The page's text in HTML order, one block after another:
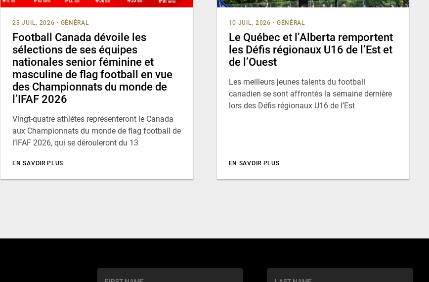
23 JUIL, 2026 • GÉNÉRAL
Football Canada dévoile les
sélections de ses équipes
nationales senior féminine et
masculine de flag football en vue
des Championnats du monde de
l’IFAF 2026
Vingt-quatre athlètes représenteront le Canada
aux Championnats du monde de flag football de
l’IFAF 2026, qui se dérouleront du 13
EN SAVOIR PLUS
10 JUIL, 2026 • GÉNÉRAL
Le Québec et l’Alberta remportent
les Défis régionaux U16 de l’Est et
de l’Ouest
Les meilleurs jeunes talents du football
canadien se sont affrontés la semaine dernière
lors des Défis régionaux U16 de l’Est
EN SAVOIR PLUS